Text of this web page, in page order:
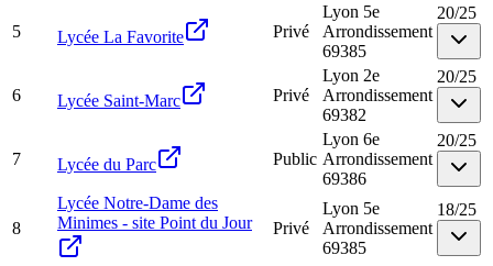
5 Lycée La Favorite Privé
Lyon 5e
Arrondissement
69385
20/25
6 Lycée Saint-Marc Privé
Lyon 2e
Arrondissement
69382
20/25
7 Lycée du Parc Public
Lyon 6e
Arrondissement
69386
20/25
8
Lycée Notre-Dame des
Minimes - site Point du Jour
Privé
Lyon 5e
Arrondissement
69385
18/25